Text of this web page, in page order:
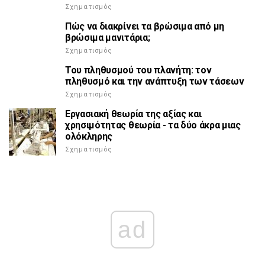
Σχηματισμός
Πώς να διακρίνει τα βρώσιμα από μη
βρώσιμα μανιτάρια;
Σχηματισμός
Του πληθυσμού του πλανήτη: τον
πληθυσμό και την ανάπτυξη των τάσεων
Σχηματισμός
Εργασιακή θεωρία της αξίας και
χρησιμότητας θεωρία - τα δύο άκρα μιας
ολόκληρης
Σχηματισμός
ad